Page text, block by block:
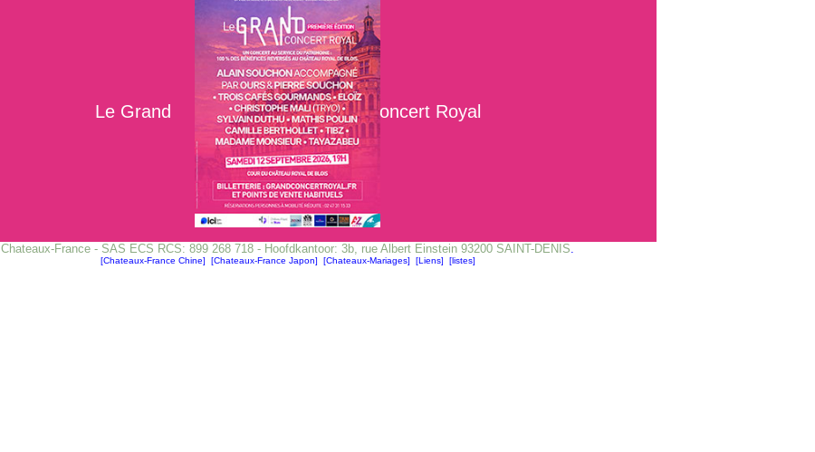
Le Grand Concert Royal
Chateaux-France - SAS ECS RCS: 899 268 718 - Hoofdkantoor: 3b, rue Albert Einstein 93200 SAINT-DENIS.
[Chateaux-France Chine] [Chateaux-France Japon] [Chateaux-Mariages] [Liens] [listes]